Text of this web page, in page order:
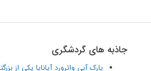
جاذبه های گردشگری
پارک آبی واترورد آیاناپا یکی از